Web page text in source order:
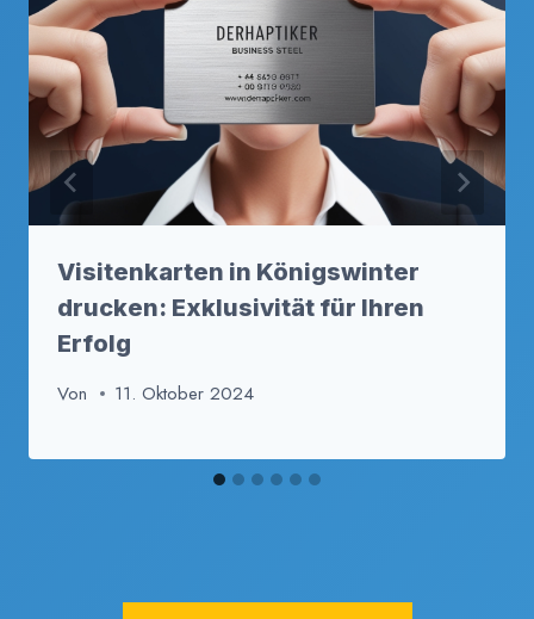
Visitenkarten in Königswinter
drucken: Exklusivität für Ihren
Erfolg
Von 11. Oktober 2024